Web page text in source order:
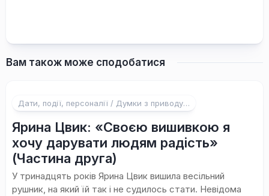
Вам також може сподобатися
Дати, події, персоналії / Думки з приводу…
Ярина Цвик: «Своєю вишивкою я
хочу дарувати людям радість»
(Частина друга)
У тринадцять років Ярина Цвик вишила весільний
рушник, на який їй так і не судилось стати. Невідома